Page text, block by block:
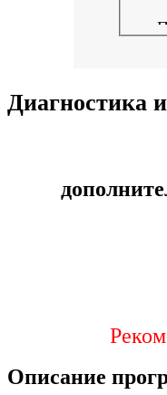
Диагностика
Описание